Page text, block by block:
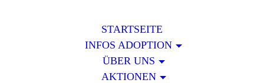
STARTSEITE
INFOS ADOPTION
ÜBER UNS
AKTIONEN